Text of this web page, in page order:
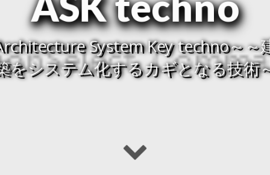
System Key techno～～
をシステム化するカギとなる技術
ASK techno
ASK techno
ASK techno